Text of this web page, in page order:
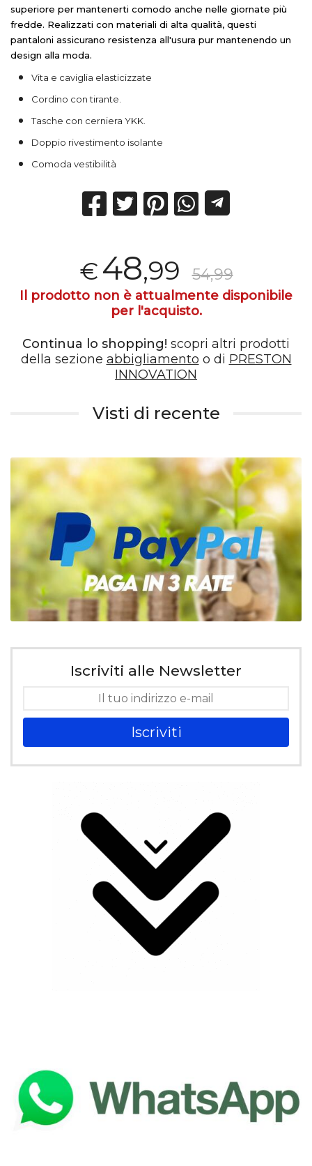
superiore per mantenerti comodo anche nelle giornate più
fredde. Realizzati con materiali di alta qualità, questi
pantaloni assicurano resistenza all'usura pur mantenendo un
design alla moda.
Vita e caviglia elasticizzate
Cordino con tirante.
Tasche con cerniera YKK.
Doppio rivestimento isolante
Comoda vestibilità
€48,99 54,99
Il prodotto non è attualmente disponibile
per l'acquisto.
Continua lo shopping! scopri altri prodotti
della sezione abbigliamento o di PRESTON
INNOVATION
Visti di recente
Iscriviti alle Newsletter
Iscriviti